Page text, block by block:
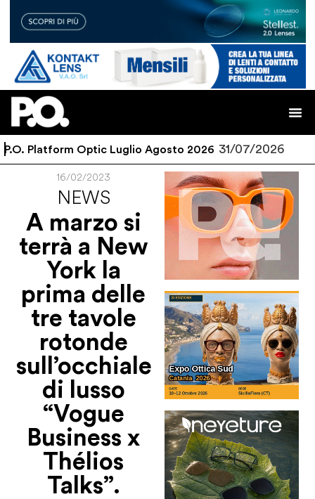
Platform Optic Luglio Agosto 2026 31/07/2026
16/02/2023
NEWS
A marzo si
terrà a New
York la
prima delle
tre tavole
rotonde
sull’occhiale
di lusso
“Vogue
Business x
Thélios
Talks”.